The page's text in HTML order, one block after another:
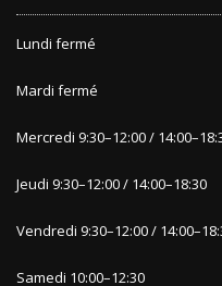
Lundi fermé
Mardi fermé
Mercredi 9:30–12:00 / 14:00–
Jeudi 9:30–12:00 / 14:00–18:30
Vendredi 9:30–12:00 / 14:00–
Samedi 10:00–12:30